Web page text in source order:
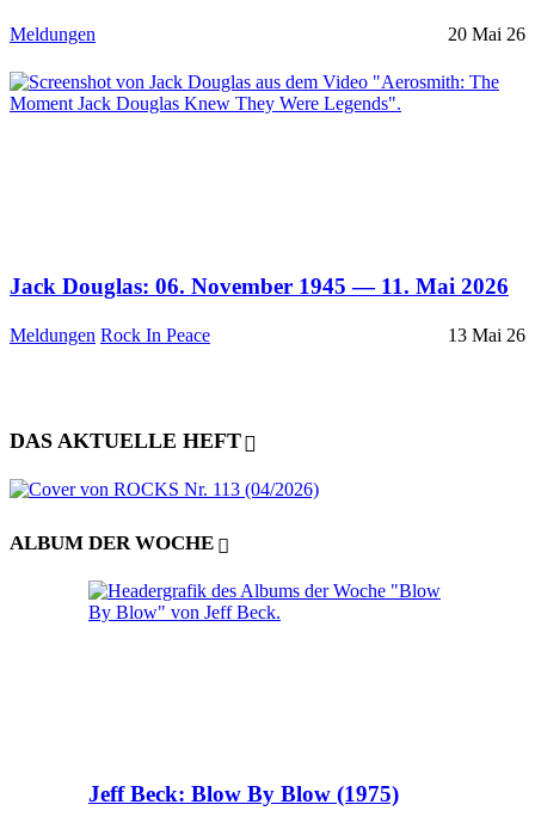
Meldungen 20 Mai 26
Jack Douglas: 06. November 1945 — 11. Mai 2026
Meldungen Rock In Peace 13 Mai 26
DAS AKTUELLE HEFT
ALBUM DER WOCHE
Jeff Beck: Blow By Blow (1975)